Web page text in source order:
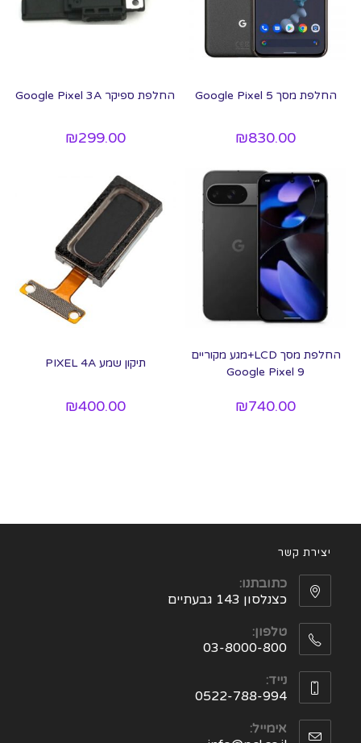
החלפת מסך Google Pixel 5
₪830.00
החלפת ספיקר Google Pixel 3A
₪299.00
החלפת מסך LCD+מגע מקוריים
Google Pixel 9
₪740.00
תיקון שמע PIXEL 4A
₪400.00
יצירת קשר
כתובתנו:
כצנלסון 143 גבעתיים
טלפון:
03-8000-800
נייד:
0522-788-994
אימייל: